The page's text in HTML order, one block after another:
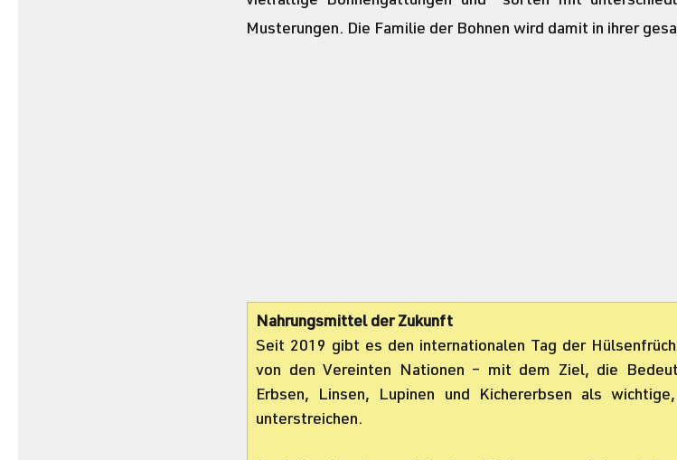
Musterungen. Die Familie der Bohnen wird damit in ihrer
Nahrungsmittel der Zukunft
Seit 2019 gibt es den internationalen Tag der
von den Vereinten Nationen – mit dem Ziel, die
Erbsen, Linsen, Lupinen und Kichererbsen als
unterstreichen.